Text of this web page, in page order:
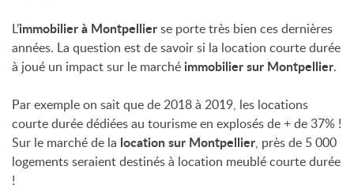
L’immobilier à Montpellierse porte très bien ces dernières
années. La question est de savoir si la location courte durée
à joué un impact sur le marchéimmobilier sur Montpellier.
Par exemple on sait que de 2018 à 2019, les locations
courte durée dédiées au tourisme en explosés de + de 37% !
Sur le marché de la location sur Montpellier, près de 5 000
logements seraient destinés à location meublé courte durée
!